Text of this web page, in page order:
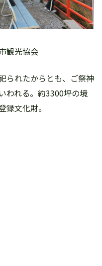
観光協会
られたからとも、ご祭神
われる。約3300坪の境
録文化財。